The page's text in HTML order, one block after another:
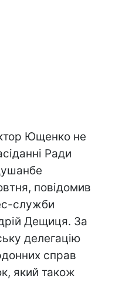
Ющенко не
Ради
повідомив
служби
Дещиця. За
делегацію
справ
який також